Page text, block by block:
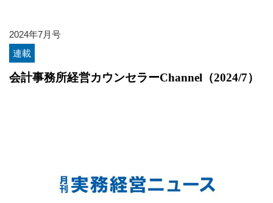
2024年7月号
連載
会計事務所経営カウンセラーChannel（2024/7）